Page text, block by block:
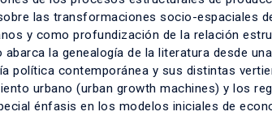
las transformaciones socio-espaciales
y como profundización de la relación
la genealogía de la literatura desde
política contemporánea y sus distintas
urbano (urban growth machines) y los
énfasis en los modelos iniciales de